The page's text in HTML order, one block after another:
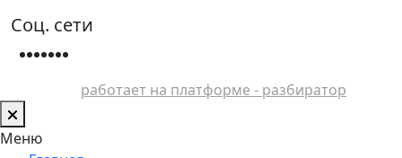
Соц. сети
работает на платформе - разбиратор
Меню